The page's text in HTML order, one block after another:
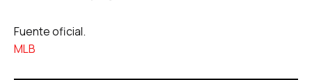
Fuente oficial.
MLB